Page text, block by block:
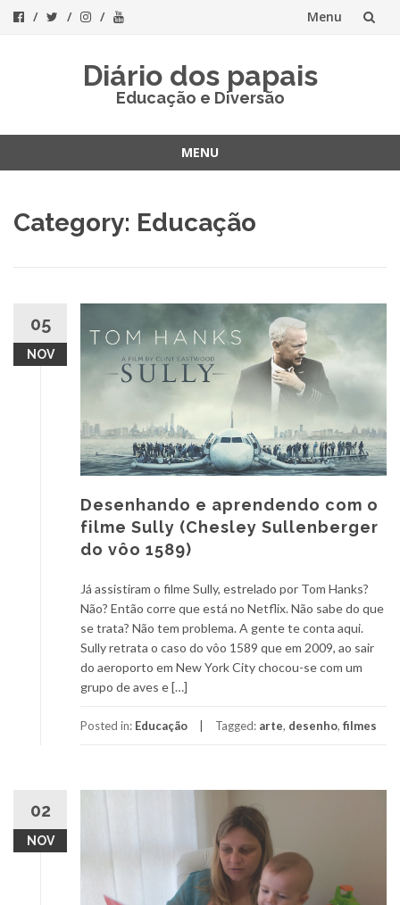
Menu
Diário dos papais
Educação e Diversão
MENU
content
Category: Educação
05
NOV
Desenhando e aprendendo com o
filme Sully (Chesley Sullenberger
do vôo 1589)
Já assistiram o filme Sully, estrelado por Tom Hanks?
Não? Então corre que está no Netflix. Não sabe do que
se trata? Não tem problema. A gente te conta aqui.
Sully retrata o caso do vôo 1589 que em 2009, ao sair
do aeroporto em New York City chocou-se com um
grupo de aves e […]
Posted in: Educação Tagged: arte, desenho, filmes
02
NOV